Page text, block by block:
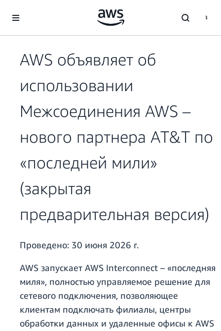
Перейти к главному контенту
AWS объявляет об
использовании
Межсоединения AWS –
нового партнера AT&T по
«последней мили»
(закрытая
предварительная версия)
Проведено: 30 июня 2026 г.
AWS запускает AWS Interconnect – «последняя
миля», полностью управляемое решение для
сетевого подключения, позволяющее
клиентам подключать филиалы, центры
обработки данных и удаленные офисы к AWS